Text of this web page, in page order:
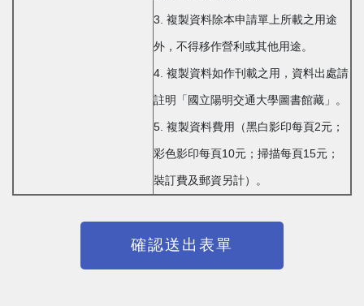
3. 複製資料除本申請單上所載之用途
外，不得移作營利或其他用途。
4. 複製資料如作刊載之用，資料出處請
註明「國立陽明交通大學圖書館藏」。
5. 複製資料費用（黑白影印每頁2元；
彩色影印每頁10元；掃描每頁15元；
裝訂費及郵資另計）。